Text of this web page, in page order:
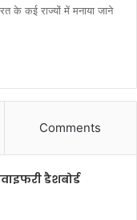
कई राज्यों में मनाया जाने
Comments
डैशबोर्ड